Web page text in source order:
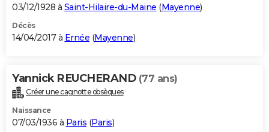
03/12/1928 à Saint-Hilaire-du-Maine (Mayenne)
Décès
14/04/2017 à Ernée (Mayenne)
Yannick REUCHERAND (77 ans)
Créer une cagnotte obsèques
Naissance
07/03/1936 à Paris (Paris)